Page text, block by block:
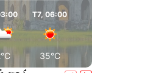
T7, 06:00
35°C